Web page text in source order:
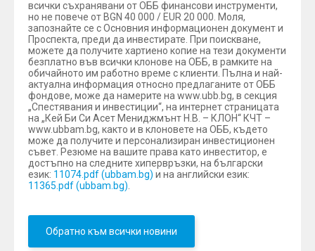
всички съхранявани от ОББ финансови инструменти,
но не повече от BGN 40 000 / EUR 20 000. Моля,
запознайте се с Основния информационен документ и
Проспекта, преди да инвестирате. При поискване,
можете да получите хартиено копие на тези документи
безплатно във всички клонове на ОББ, в рамките на
обичайното им работно време с клиенти. Пълна и най-
актуална информация относно предлаганите от ОББ
фондове, може да намерите на www.ubb.bg, в секция
„Спестявания и инвестиции“, на интернет страницата
на „Кей Би Си Асет Мениджмънт Н.В. – КЛОН“ КЧТ –
www.ubbam.bg, както и в клоновете на ОББ, където
може да получите и персонализиран инвестиционен
съвет. Резюме на вашите права като инвеститор, е
достъпно на следните хипервръзки, на български
език: 11074.pdf (ubbam.bg) и на английски език:
11365.pdf (ubbam.bg)
Обратно към всички новини